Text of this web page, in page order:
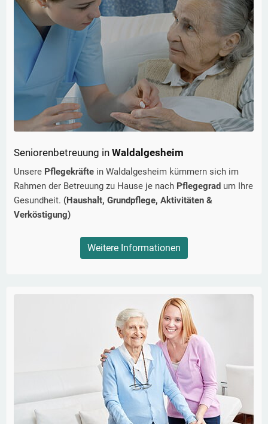
Seniorenbetreuung in Waldalgesheim
Unsere Pflegekräfte in Waldalgesheim kümmern sich im
Rahmen der Betreuung zu Hause je nach Pflegegrad um Ihre
Gesundheit. (Haushalt, Grundpflege, Aktivitäten &
Verköstigung)
Weitere Informationen